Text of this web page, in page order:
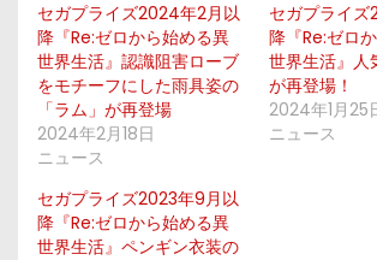
セガプライズ2024年2月以
降『Re:ゼロから始める異
世界生活』認識阻害ローブ
をモチーフにした雨具姿の
「ラム」が再登場
2024年2月18日
ニュース
セガプライズ
降『Re:ゼロ
世界生活』人
が再登場！
2024年1月25
ニュース
セガプライズ2023年9月以
降『Re:ゼロから始める異
世界生活』ペンギン衣装の